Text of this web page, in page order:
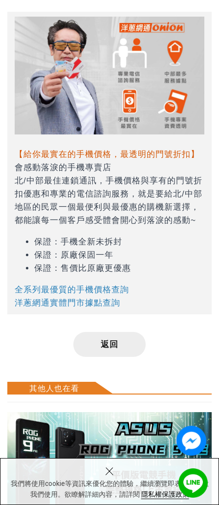
我們將使用cookie等資訊來優化您的體驗，繼續瀏覽即表示您同意
我們使用。欲瞭解詳細內容，請詳閱 隱私權保護政策
×
【給你最實在的手機價格，最透明的門號折扣】
會感動落淚的手機專賣店
北/中部最佳連鎖通訊，手機價格與享有的門號折
扣優惠和專業的電信諮詢服務，就是要給北/中部
地區的民眾一個最便利與最優惠的購機新選擇，
都能讓每一個客戶感受體會開心到落淚的感動~
保證：手機全新未拆封
保證：原廠保固一年
保證：售價比原廠更優惠
全系列最優質的手機價格查詢
洋蔥網通實體門市據點查詢
返回
其他人也在看